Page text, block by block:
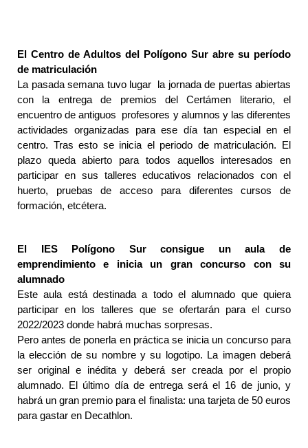
El Centro de Adultos del Polígono Sur abre su período
de matriculación
La pasada semana tuvo lugar la jornada de puertas abiertas
con la entrega de premios del Certámen literario, el
encuentro de antiguos profesores y alumnos y las diferentes
actividades organizadas para ese día tan especial en el
centro. Tras esto se inicia el periodo de matriculación. El
plazo queda abierto para todos aquellos interesados en
participar en sus talleres educativos relacionados con el
huerto, pruebas de acceso para diferentes cursos de
formación, etcétera.
El IES Polígono Sur consigue un aula de
emprendimiento e inicia un gran concurso con su
alumnado
Este aula está destinada a todo el alumnado que quiera
participar en los talleres que se ofertarán para el curso
2022/2023 donde habrá muchas sorpresas.
Pero antes de ponerla en práctica se inicia un concurso para
la elección de su nombre y su logotipo. La imagen deberá
ser original e inédita y deberá ser creada por el propio
alumnado. El último día de entrega será el 16 de junio, y
habrá un gran premio para el finalista: una tarjeta de 50 euros
para gastar en Decathlon.